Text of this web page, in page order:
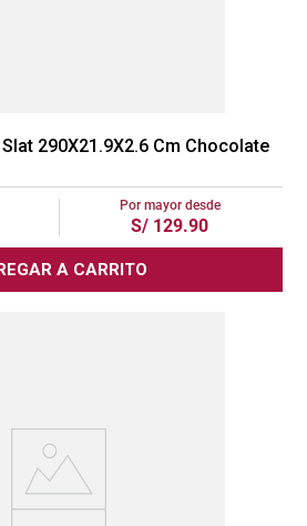
290X21.9X2.6 Cm Chocolate
Por mayor desde
S/ 129.90
A CARRITO